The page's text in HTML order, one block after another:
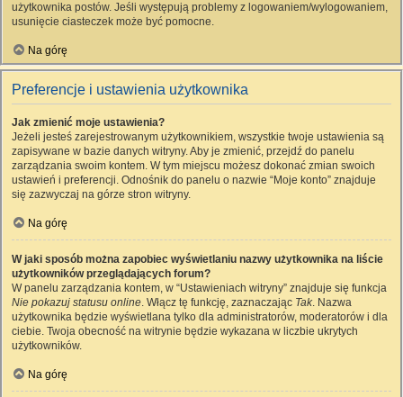
użytkownika postów. Jeśli występują problemy z logowaniem/wylogowaniem,
usunięcie ciasteczek może być pomocne.
Na górę
Preferencje i ustawienia użytkownika
Jak zmienić moje ustawienia?
Jeżeli jesteś zarejestrowanym użytkownikiem, wszystkie twoje ustawienia są
zapisywane w bazie danych witryny. Aby je zmienić, przejdź do panelu
zarządzania swoim kontem. W tym miejscu możesz dokonać zmian swoich
ustawień i preferencji. Odnośnik do panelu o nazwie “Moje konto” znajduje
się zazwyczaj na górze stron witryny.
Na górę
W jaki sposób można zapobiec wyświetlaniu nazwy użytkownika na liście
użytkowników przeglądających forum?
W panelu zarządzania kontem, w “Ustawieniach witryny” znajduje się funkcja
Nie pokazuj statusu online. Włącz tę funkcję, zaznaczając Tak. Nazwa
użytkownika będzie wyświetlana tylko dla administratorów, moderatorów i dla
ciebie. Twoja obecność na witrynie będzie wykazana w liczbie ukrytych
użytkowników.
Na górę